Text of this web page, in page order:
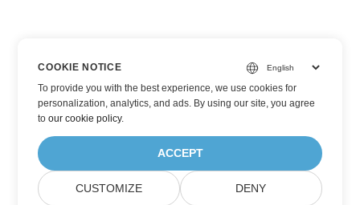
COOKIE NOTICE
To provide you with the best experience, we use cookies for
personalization, analytics, and ads. By using our site, you agree
toour cookie policy.
ACCEPT
CUSTOMIZE DENY